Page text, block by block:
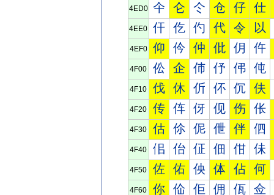
4ED0 仐 仑 仒 仓 仔 仕
4EE0 仠 仡 仢 代 令 以
4EF0 仰 仱 仲 仳 仴 仵
4F00 伀 企 伂 伃 伄 伅
4F10 伐 休 伒 伓 伔 伕
4F20 传 伡 伢 伣 伤 伥
4F30 估 伱 伲 伳 伴 伵
4F40 佀 佁 佂 佃 佄 佅
4F50 佐 佑 佒 体 佔 何
4F60 你 佡 佢 佣 佤 佥